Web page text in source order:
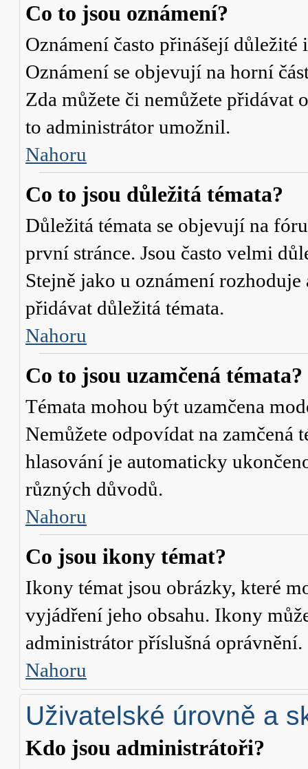
Co to jsou oznámení?
Oznámení často přinášejí
Oznámení se objevují na horní
Zda můžete či nemůžete přidávat
to administrátor umožnil.
Nahoru
Co to jsou důležitá témata?
Důležitá témata se objevují na
první stránce. Jsou často velmi
Stejně jako u oznámení
přidávat důležitá témata.
Nahoru
Co to jsou uzamčená témata?
Témata mohou být uzamčena
Nemůžete odpovídat na zamčená
hlasování je automaticky
různých důvodů.
Nahoru
Co jsou ikony témat?
Ikony témat jsou obrázky, které
vyjádření jeho obsahu. Ikony
administrátor příslušná oprávnění.
Nahoru
Uživatelské úrovně a
Kdo jsou administrátoři?